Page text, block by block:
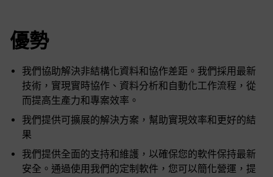
優勢
我們協助解決非結構化資料和協作差距。我們採用最新
技術，實現實時協作、資料分析和自動化工作流程，從
而提高生產力和專案效率。
我們提供可擴展的解決方案，幫助實現效率和更好的結
果
我們提供全面的支持和維護，以確保您的軟件保持最新
安全。通過使用我們的定制軟件，您可以簡化營運，提